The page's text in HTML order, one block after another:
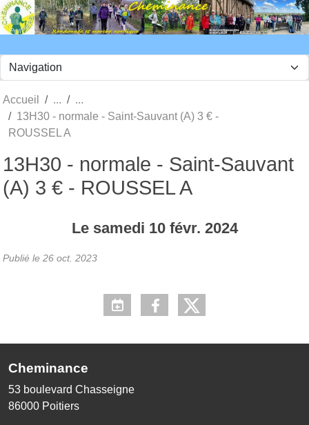
Accueil
13H30 - normale - Saint-Sauvant (A) 3 € -
ROUSSEL A
13H30 - normale - Saint-Sauvant
(A) 3 € - ROUSSEL A
Le samedi 10 févr. 2024
Publié le 26 oct. 2023
Cheminance
53 boulevard Chasseigne
86000 Poitiers
Panneau de gestion des cookies